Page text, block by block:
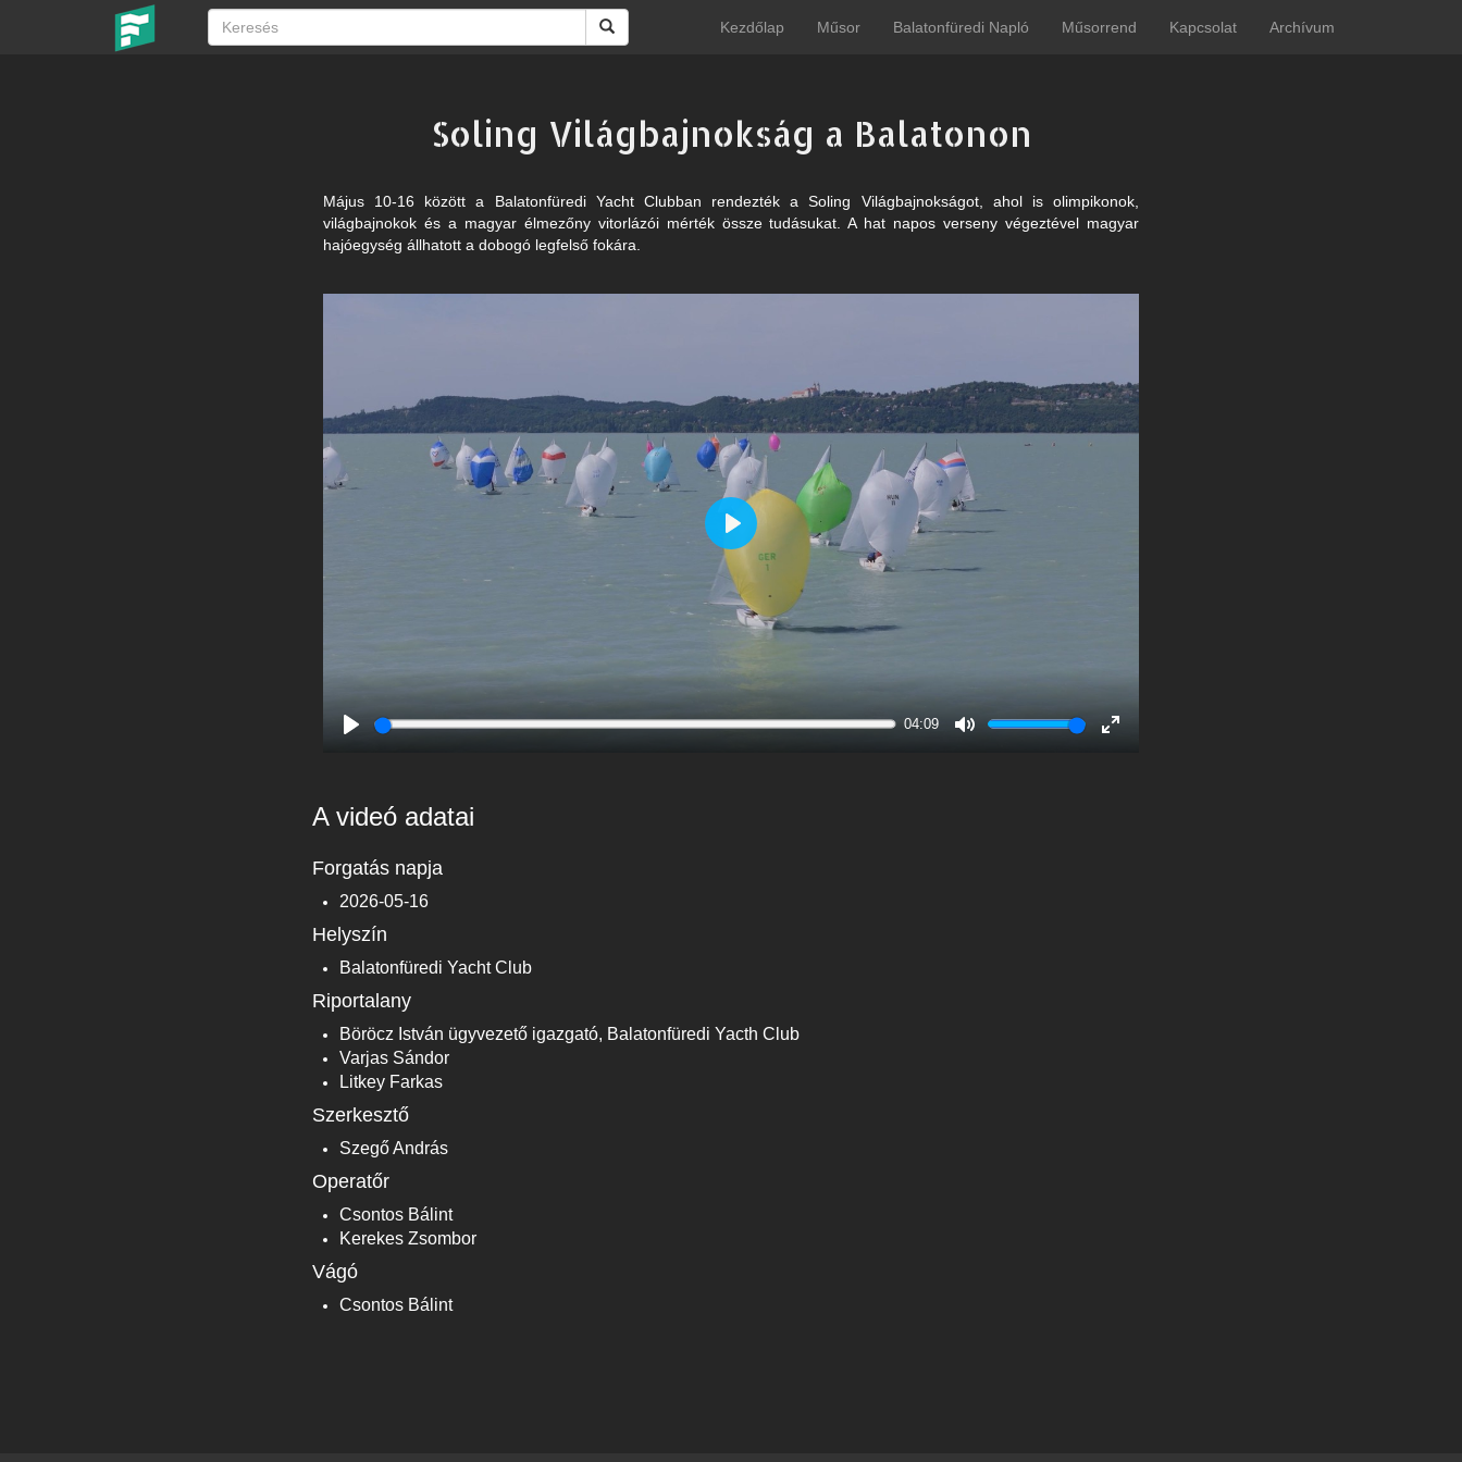
Kezdőlap Műsor Balatonfüredi Napló Műsorrend Kapcsolat Archívum
Soling Világbajnokság a Balatonon
Május 10-16 között a Balatonfüredi Yacht Clubban rendezték a Soling Világbajnokságot, ahol is olimpikonok,
világbajnokok és a magyar élmezőny vitorlázói mérték össze tudásukat. A hat napos verseny végeztével magyar
hajóegység állhatott a dobogó legfelső fokára.
04:09
Play
A videó adatai
Forgatás napja
2026-05-16
Helyszín
Balatonfüredi Yacht Club
Riportalany
Böröcz István ügyvezető igazgató, Balatonfüredi Yacth Club
Varjas Sándor
Litkey Farkas
Szerkesztő
Szegő András
Operatőr
Csontos Bálint
Kerekes Zsombor
Vágó
Csontos Bálint